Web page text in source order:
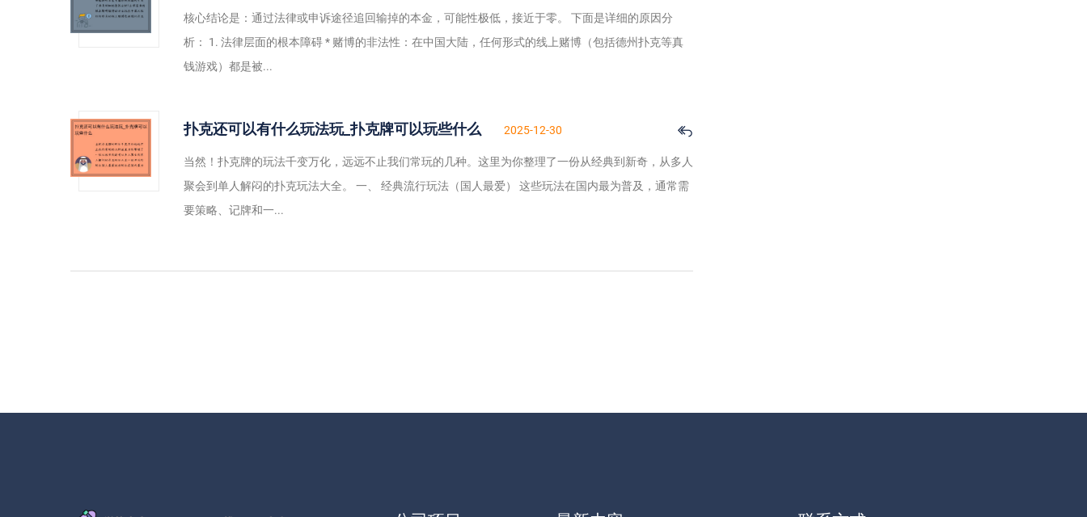
核心结论是：通过法律或申诉途径追回输掉的本金，可能性极低，接近于零。 下面是详细的原因分
析： 1. 法律层面的根本障碍 * 赌博的非法性：在中国大陆，任何形式的线上赌博（包括德州扑克等真
钱游戏）都是被...
扑克还可以有什么玩法玩_扑克牌可以玩些什么 2025-12-30
当然！扑克牌的玩法千变万化，远远不止我们常玩的几种。这里为你整理了一份从经典到新奇，从多人
聚会到单人解闷的扑克玩法大全。 一、 经典流行玩法（国人最爱） 这些玩法在国内最为普及，通常需
要策略、记牌和一...